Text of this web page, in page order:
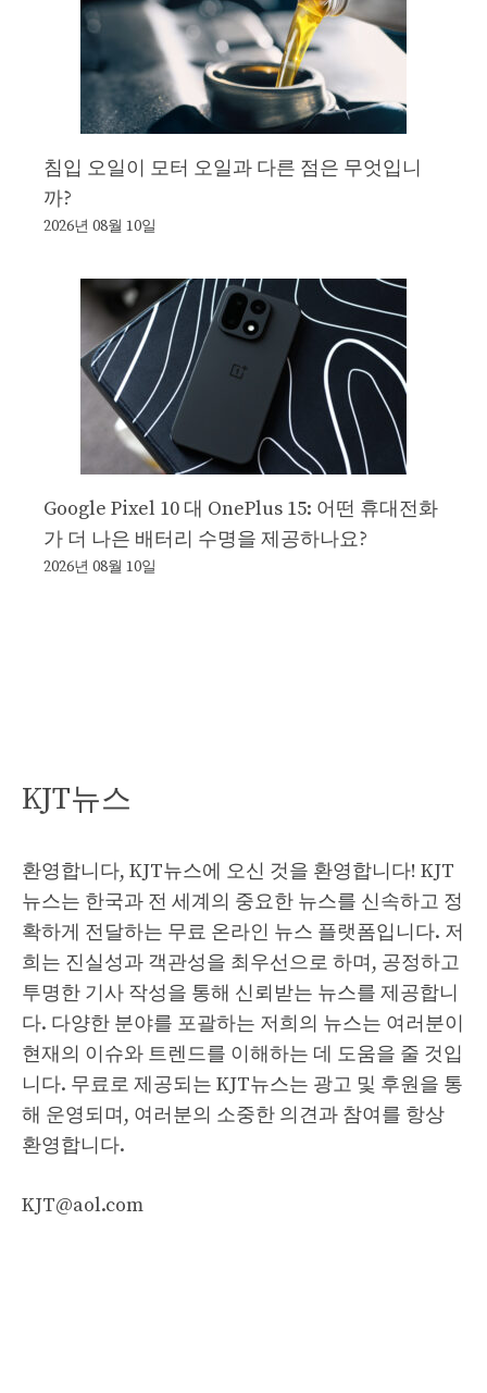
침입 오일이 모터 오일과 다른 점은 무엇입니
까?
2026년 08월 10일
Google Pixel 10 대 OnePlus 15: 어떤 휴대전화
가 더 나은 배터리 수명을 제공하나요?
2026년 08월 10일
KJT뉴스
환영합니다, KJT뉴스에 오신 것을 환영합니다! KJT
뉴스는 한국과 전 세계의 중요한 뉴스를 신속하고 정
확하게 전달하는 무료 온라인 뉴스 플랫폼입니다. 저
희는 진실성과 객관성을 최우선으로 하며, 공정하고
투명한 기사 작성을 통해 신뢰받는 뉴스를 제공합니
다. 다양한 분야를 포괄하는 저희의 뉴스는 여러분이
현재의 이슈와 트렌드를 이해하는 데 도움을 줄 것입
니다. 무료로 제공되는 KJT뉴스는 광고 및 후원을 통
해 운영되며, 여러분의 소중한 의견과 참여를 항상
환영합니다.
KJT@aol.com